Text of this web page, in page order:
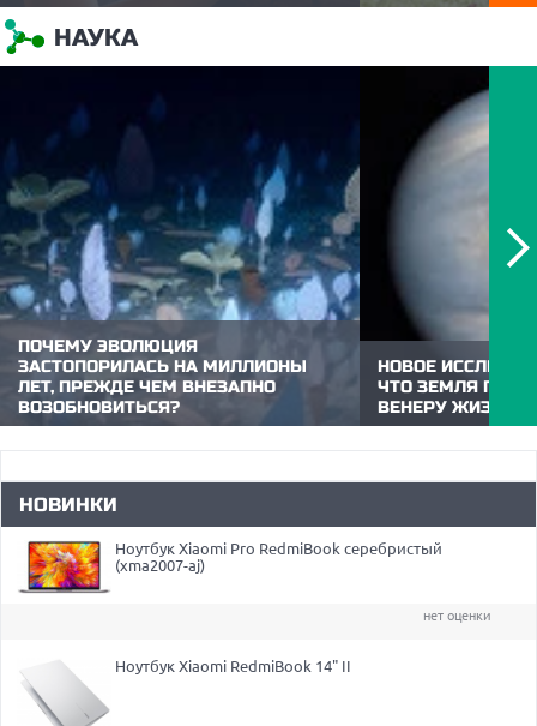
До начала нового учебного года осталось
меньше месяца, и провести это время
стоит с максимальной пользой. Чтобы
сентябрьский старт не привел к провалу в
освежить в памяти забытую за лето
программу. Сделать повторение...
Аккумуляторные
позволяют
участку без
ZOOM.CNews
модели
которые...
НАУКА
ПОЧЕМУ ЭВОЛЮЦИЯ
ЗАСТОПОРИЛАСЬ НА МИЛЛИОНЫ
ЛЕТ, ПРЕЖДЕ ЧЕМ ВНЕЗАПНО
ВОЗОБНОВИТЬСЯ?
Новое исследование предполагает, что
биоразнообразия. Этому
непреднамеренно способствовали самые
ранние животные на Земле.
НОВОЕ
ЧТО ЗЕМЛЯ
ВЕНЕРУ ЖИЗНЬЮ
Новое
материал с Земли
НОВИНКИ
Ноутбук Xiaomi Pro RedmiBook серебристый
(xma2007-aj)
нет оценки
Ноутбук Xiaomi RedmiBook 14" II